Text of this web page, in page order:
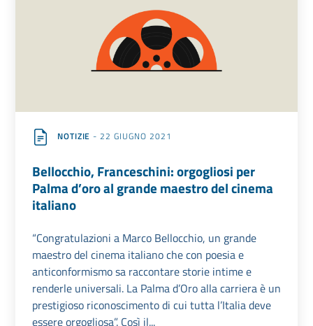
NOTIZIE - 22 GIUGNO 2021
Bellocchio, Franceschini: orgogliosi per
Palma d’oro al grande maestro del cinema
italiano
“Congratulazioni a Marco Bellocchio, un grande
maestro del cinema italiano che con poesia e
anticonformismo sa raccontare storie intime e
renderle universali. La Palma d’Oro alla carriera è un
prestigioso riconoscimento di cui tutta l’Italia deve
essere orgogliosa”. Così il...